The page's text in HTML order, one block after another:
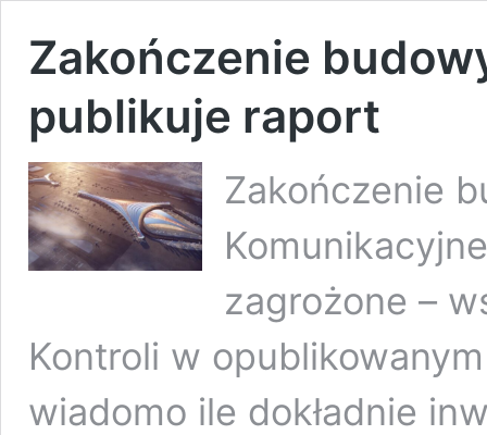
Zakończenie
publikuje raport
Zakończenie
zagrożone –
Kontroli w
wiadomo ile dokładnie